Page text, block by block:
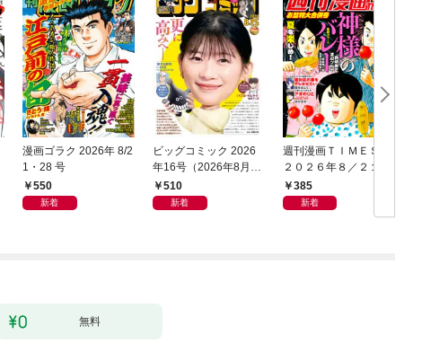
漫画ゴラク 2026年 8/2
1・28 号
550
新着
ビッグコミック 2026
年16号（2026年8月7
日発売）
510
新着
週刊漫画ＴＩＭＥＳ
２０２６年８／２１・
２８合併号
385
新着
無料